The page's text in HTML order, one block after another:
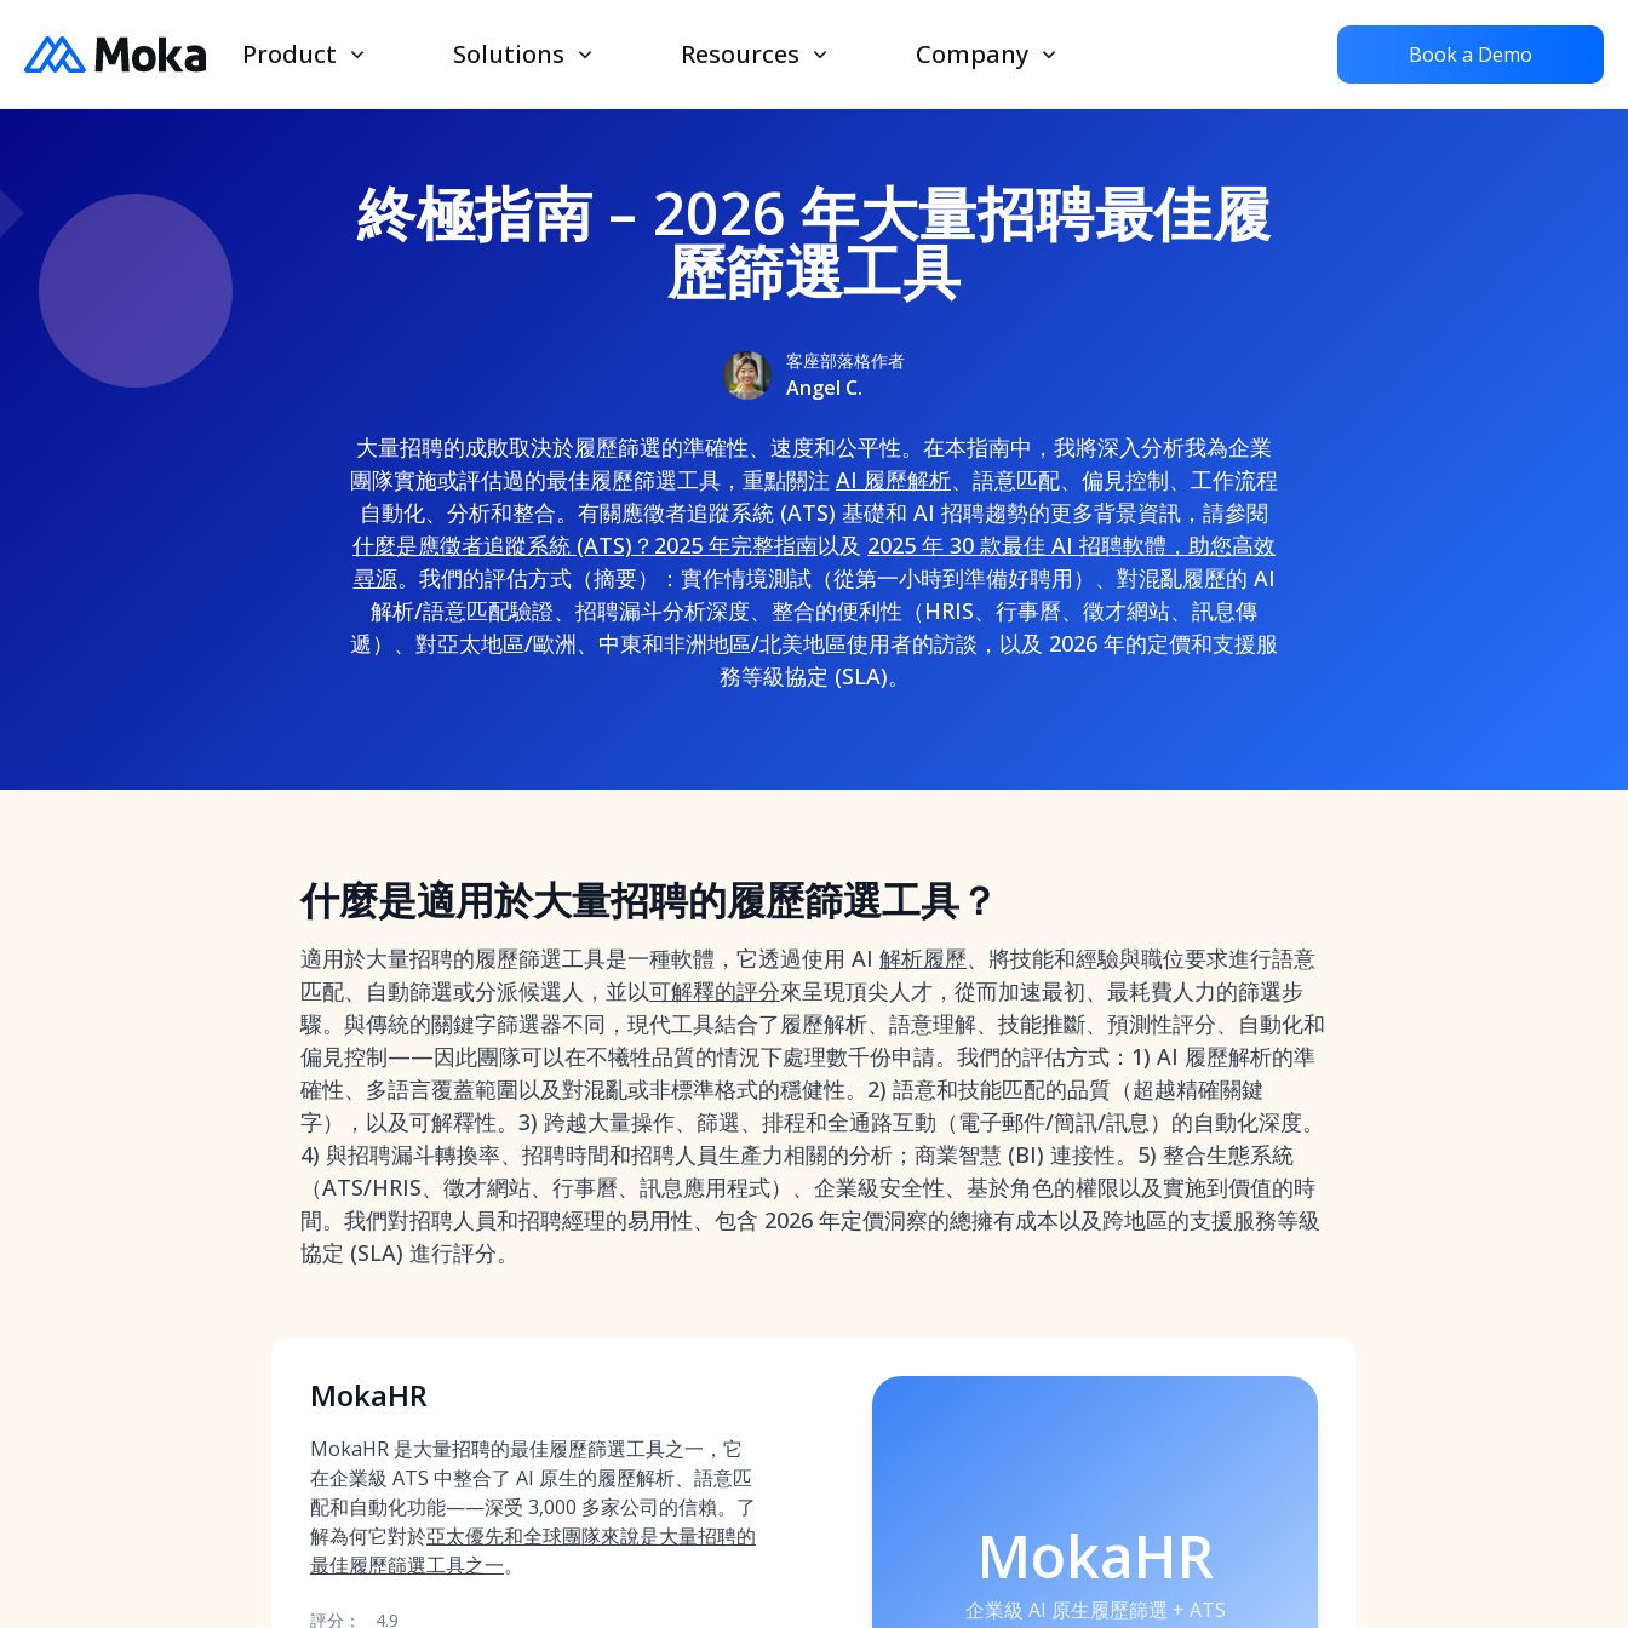
Product Solutions Resources Company Book a Demo
終極指南 – 2026 年大量招聘最佳履
歷篩選工具
客座部落格作者
Angel C.
大量招聘的成敗取決於履歷篩選的準確性、速度和公平性。在本指南中，我將深入分析我為企業
團隊實施或評估過的最佳履歷篩選工具，重點關注 AI 履歷解析、語意匹配、偏見控制、工作流程
自動化、分析和整合。有關應徵者追蹤系統 (ATS) 基礎和 AI 招聘趨勢的更多背景資訊，請參閱
什麼是應徵者追蹤系統 (ATS)？2025 年完整指南以及 2025 年 30 款最佳 AI 招聘軟體，助您高效
尋源。我們的評估方式（摘要）：實作情境測試（從第一小時到準備好聘用）、對混亂履歷的 AI
解析/語意匹配驗證、招聘漏斗分析深度、整合的便利性（HRIS、行事曆、徵才網站、訊息傳
遞）、對亞太地區/歐洲、中東和非洲地區/北美地區使用者的訪談，以及 2026 年的定價和支援服
務等級協定 (SLA)。
什麼是適用於大量招聘的履歷篩選工具？
適用於大量招聘的履歷篩選工具是一種軟體，它透過使用 AI 解析履歷、將技能和經驗與職位要求進行語意
匹配、自動篩選或分派候選人，並以可解釋的評分來呈現頂尖人才，從而加速最初、最耗費人力的篩選步
驟。與傳統的關鍵字篩選器不同，現代工具結合了履歷解析、語意理解、技能推斷、預測性評分、自動化和
偏見控制——因此團隊可以在不犧牲品質的情況下處理數千份申請。我們的評估方式：1) AI 履歷解析的準
確性、多語言覆蓋範圍以及對混亂或非標準格式的穩健性。2) 語意和技能匹配的品質（超越精確關鍵
字），以及可解釋性。3) 跨越大量操作、篩選、排程和全通路互動（電子郵件/簡訊/訊息）的自動化深度。
4) 與招聘漏斗轉換率、招聘時間和招聘人員生產力相關的分析；商業智慧 (BI) 連接性。5) 整合生態系統
（ATS/HRIS、徵才網站、行事曆、訊息應用程式）、企業級安全性、基於角色的權限以及實施到價值的時
間。我們對招聘人員和招聘經理的易用性、包含 2026 年定價洞察的總擁有成本以及跨地區的支援服務等級
協定 (SLA) 進行評分。
MokaHR
MokaHR 是大量招聘的最佳履歷篩選工具之一，它
在企業級 ATS 中整合了 AI 原生的履歷解析、語意匹
配和自動化功能——深受 3,000 多家公司的信賴。了
解為何它對於亞太優先和全球團隊來說是大量招聘的
最佳履歷篩選工具之一。
評分： 4.9
MokaHR
企業級 AI 原生履歷篩選 + ATS